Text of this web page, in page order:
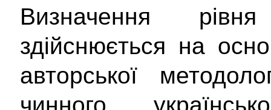
Визначення
здійснюється на
авторської